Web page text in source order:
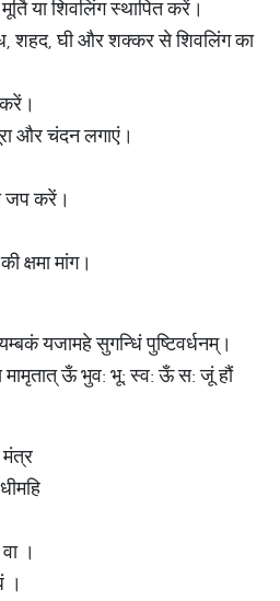
या शिवलिंग स्थापित करें।
घी और शक्कर से शिवलिंग का
और चंदन लगाएं।
जप करें।
क्षमा मांग।
यजामहे सुगन्धिं पुष्टिवर्धनम्।
मामृतात् ऊँ भुव: भू: स्व: ऊँ स: जूं हौं
।
।